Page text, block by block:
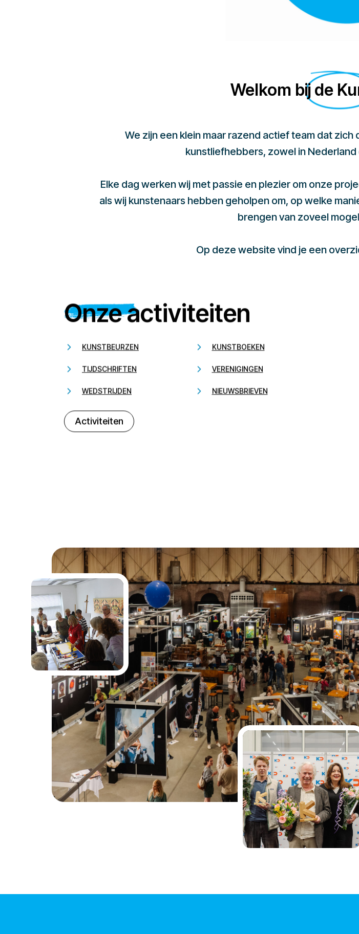
Welkom bij de
We zijn een klein maar razend actief team dat
kunstliefhebbers, zowel in
Elke dag werken wij met passie en plezier om onze
als wij kunstenaars hebben geholpen om, op welke
brengen van zoveel
Op deze website vind je een
Onze activiteiten
KUNSTBEURZEN KUNSTBOEKEN
TIJDSCHRIFTEN VERENIGINGEN
WEDSTRIJDEN NIEUWSBRIEVEN
Activiteiten